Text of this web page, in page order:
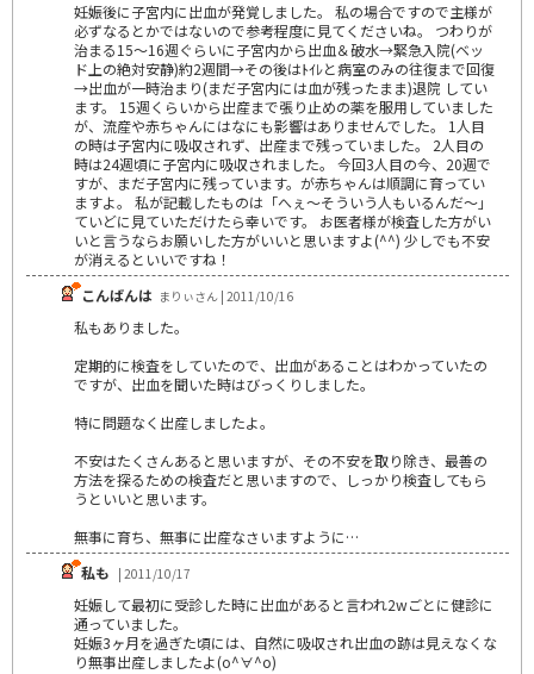
妊娠後に子宮内に出血が発覚しました。 私の場合ですので主様が
必ずなるとかではないので参考程度に見てくださいね。 つわりが
治まる15～16週ぐらいに子宮内から出血＆破水→緊急入院(ベッ
ド上の絶対安静)約2週間→その後はﾄｲﾚと病室のみの往復まで回復
→出血が一時治まり(まだ子宮内には血が残ったまま)退院 してい
ます。 15週くらいから出産まで張り止めの薬を服用していました
が、流産や赤ちゃんにはなにも影響はありませんでした。 1人目
の時は子宮内に吸収されず、出産まで残っていました。 2人目の
時は24週頃に子宮内に吸収されました。 今回3人目の今、20週で
すが、まだ子宮内に残っています。が赤ちゃんは順調に育ってい
ますよ。 私が記載したものは「へぇ～そういう人もいるんだ～」
ていどに見ていただけたら幸いです。 お医者様が検査した方がい
いと言うならお願いした方がいいと思いますよ(^^) 少しでも不安
が消えるといいですね！
こんばんは まりぃさん | 2011/10/16
私もありました。
定期的に検査をしていたので、出血があることはわかっていたの
ですが、出血を聞いた時はびっくりしました。
特に問題なく出産しましたよ。
不安はたくさんあると思いますが、その不安を取り除き、最善の
方法を探るための検査だと思いますので、しっかり検査してもら
うといいと思います。
無事に育ち、無事に出産なさいますように…
私も | 2011/10/17
妊娠して最初に受診した時に出血があると言われ2wごとに健診に
通っていました。
妊娠3ヶ月を過ぎた頃には、自然に吸収され出血の跡は見えなくな
り無事出産しましたよ(o^∀^o)